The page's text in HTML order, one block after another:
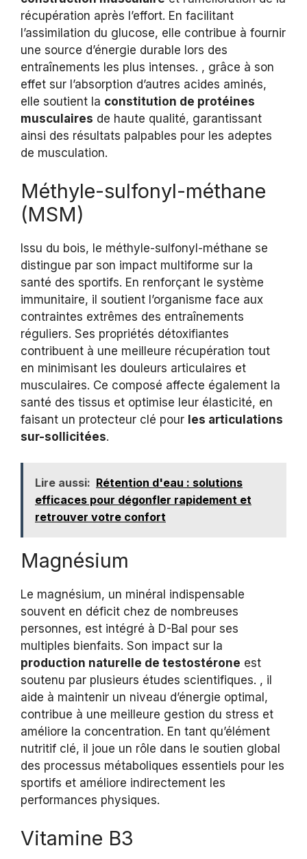
récupération après l’effort. En facilitant
l’assimilation du glucose, elle contribue à fournir
une source d’énergie durable lors des
entraînements les plus intenses. , grâce à son
effet sur l’absorption d’autres acides aminés,
elle soutient la constitution de protéines
musculaires de haute qualité, garantissant
ainsi des résultats palpables pour les adeptes
de musculation.
Méthyle-sulfonyl-méthane
(MSM)
Issu du bois, le méthyle-sulfonyl-méthane se
distingue par son impact multiforme sur la
santé des sportifs. En renforçant le système
immunitaire, il soutient l’organisme face aux
contraintes extrêmes des entraînements
réguliers. Ses propriétés détoxifiantes
contribuent à une meilleure récupération tout
en minimisant les douleurs articulaires et
musculaires. Ce composé affecte également la
santé des tissus et optimise leur élasticité, en
faisant un protecteur clé pour les articulations
sur-sollicitées.
Lire aussi: Rétention d'eau : solutions
efficaces pour dégonfler rapidement et
retrouver votre confort
Magnésium
Le magnésium, un minéral indispensable
souvent en déficit chez de nombreuses
personnes, est intégré à D-Bal pour ses
multiples bienfaits. Son impact sur la
production naturelle de testostérone est
soutenu par plusieurs études scientifiques. , il
aide à maintenir un niveau d’énergie optimal,
contribue à une meilleure gestion du stress et
améliore la concentration. En tant qu’élément
nutritif clé, il joue un rôle dans le soutien global
des processus métaboliques essentiels pour les
sportifs et améliore indirectement les
performances physiques.
Vitamine B3